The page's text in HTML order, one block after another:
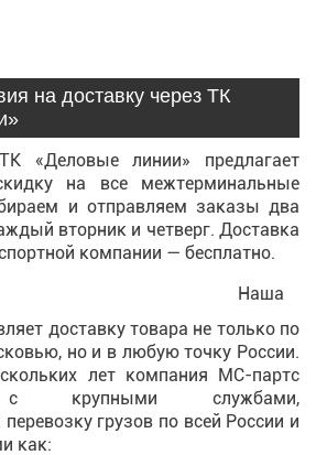
на доставку через ТК
«Деловые линии» предлагает
на все межтерминальные
и отправляем заказы два
вторник и четверг. Доставка
компании — бесплатно.
Наша
доставку товара не только по
но и в любую точку России.
лет компания МС-партс
с крупными службами,
грузов по всей России и
как: